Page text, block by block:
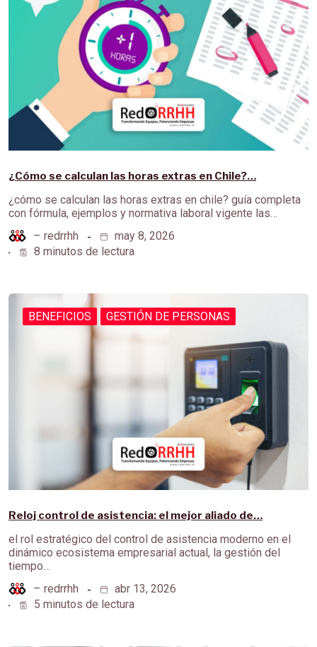
¿Cómo se calculan las horas extras en Chile?…
¿cómo se calculan las horas extras en chile? guía completa
con fórmula, ejemplos y normativa laboral vigente las…
– redrrhh
may 8, 2026
8 minutos de lectura
BENEFICIOS GESTIÓN DE PERSONAS
Reloj control de asistencia: el mejor aliado de…
el rol estratégico del control de asistencia moderno en el
dinámico ecosistema empresarial actual, la gestión del
tiempo…
– redrrhh
abr 13, 2026
5 minutos de lectura